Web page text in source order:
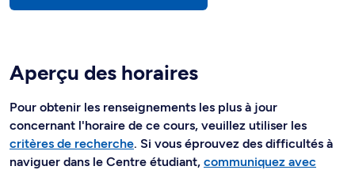
Aperçu des horaires
Pour obtenir les renseignements les plus à jour
concernant l'horaire de ce cours, veuillez utiliser les
critères de recherche. Si vous éprouvez des difficultés à
naviguer dans le Centre étudiant, communiquez avec